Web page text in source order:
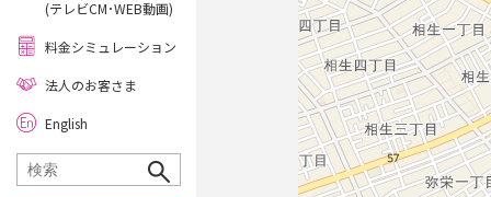
(テレビCM･WEB動画)
料金シミュレーション
法人のお客さま
English